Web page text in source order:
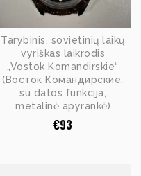
Tarybinis, sovietinių laikų
vyriškas laikrodis
„Vostok Komandirskie“
(Восток Командирские,
su datos funkcija,
metalinė apyrankė)
€93